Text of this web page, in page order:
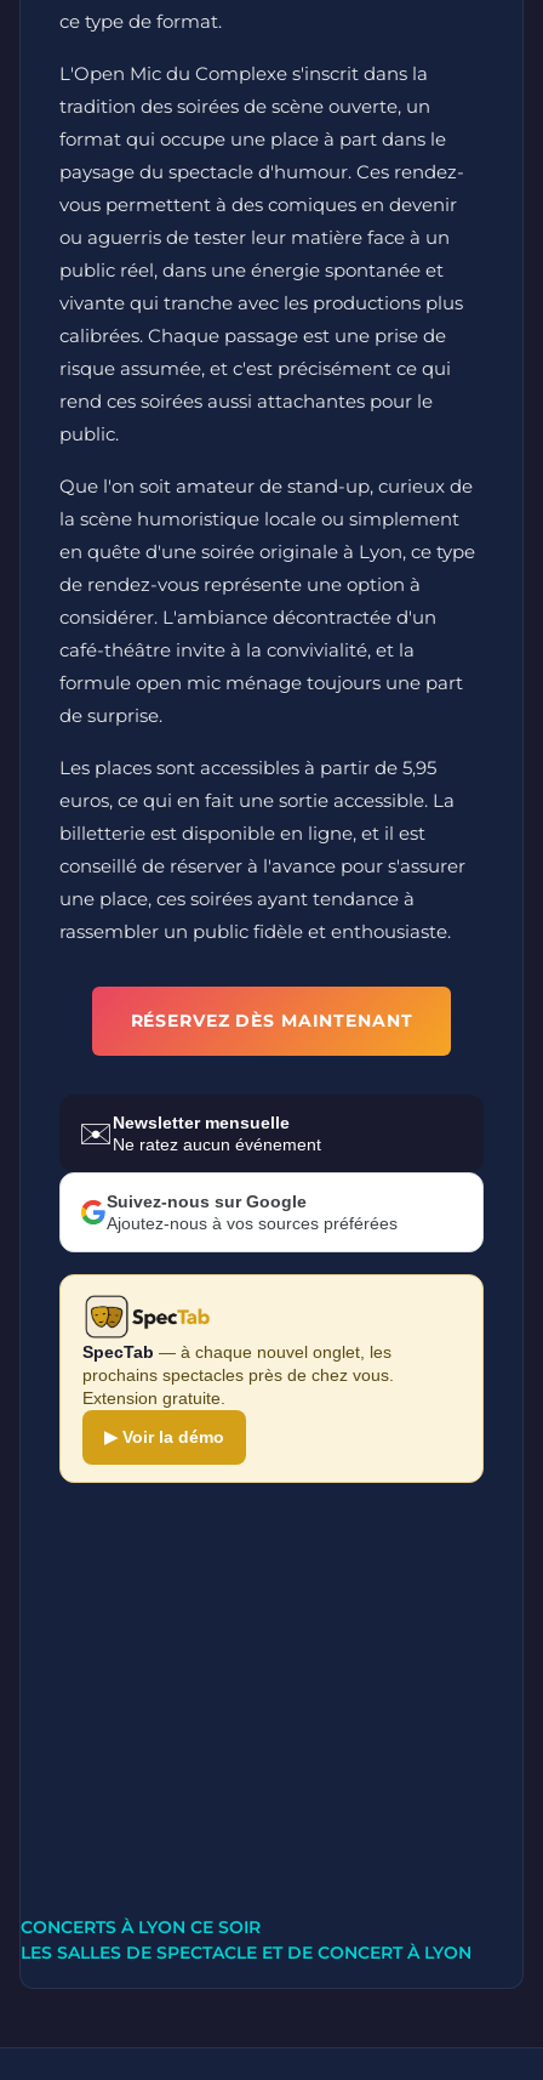
ce type de format.
L'Open Mic du Complexe s'inscrit dans la
tradition des soirées de scène ouverte, un
format qui occupe une place à part dans le
paysage du spectacle d'humour. Ces rendez-
vous permettent à des comiques en devenir
ou aguerris de tester leur matière face à un
public réel, dans une énergie spontanée et
vivante qui tranche avec les productions plus
calibrées. Chaque passage est une prise de
risque assumée, et c'est précisément ce qui
rend ces soirées aussi attachantes pour le
public.
Que l'on soit amateur de stand-up, curieux de
la scène humoristique locale ou simplement
en quête d'une soirée originale à Lyon, ce type
de rendez-vous représente une option à
considérer. L'ambiance décontractée d'un
café-théâtre invite à la convivialité, et la
formule open mic ménage toujours une part
de surprise.
Les places sont accessibles à partir de 5,95
euros, ce qui en fait une sortie accessible. La
billetterie est disponible en ligne, et il est
conseillé de réserver à l'avance pour s'assurer
une place, ces soirées ayant tendance à
rassembler un public fidèle et enthousiaste.
RÉSERVEZ DÈS MAINTENANT
✉️Newsletter mensuelle
Ne ratez aucun événement
Suivez-nous sur Google
Ajoutez-nous à vos sources préférées
SpecTab — à chaque nouvel onglet, les
prochains spectacles près de chez vous.
Extension gratuite.
▶ Voir la démo
CONCERTS À LYON CE SOIR
LES SALLES DE SPECTACLE ET DE CONCERT À LYON